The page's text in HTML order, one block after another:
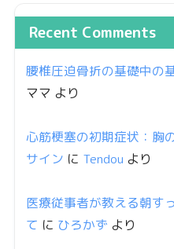
Recent Comments
腰椎圧迫骨折の基礎中の
ママ より
心筋梗塞の初期症状：胸
サイン に Tendou より
医療従事者が教える朝す
て に ひろかず より